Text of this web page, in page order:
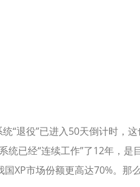
统“退役”已进入50天倒计时，
统已经“连续工作”了12年，
XP市场份额更高达70%。那